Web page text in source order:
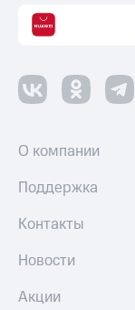
О компании
Поддержка
Контакты
Новости
Акции